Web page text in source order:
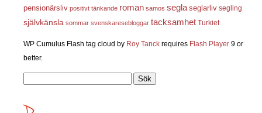
pensionärsliv positivt tänkande roman samos segla seglarliv segling
självkänsla sommar svenskaresebloggar tacksamhet Turkiet
WP Cumulus Flash tag cloud by Roy Tanck requires Flash Player 9 or
better.